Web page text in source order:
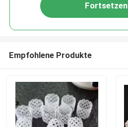
Fortsetzen
Empfohlene Produkte